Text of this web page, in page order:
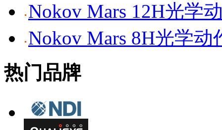
Nokov Mars 12H光学
Nokov Mars 8H光学动
热门品牌